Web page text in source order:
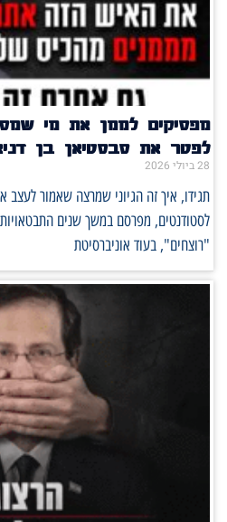
מפסיקים לממן את מי
לפטר את סבסטיאן בן
28 ביולי 2026
תגידו, איך זה הגיוני שמרצה שאמור לעצב
לסטודנטים, מפרסם במשך שנים
"רוצחים", בעוד אוניברסיטת